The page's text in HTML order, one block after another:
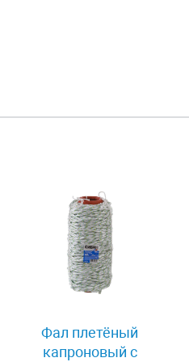
Фал плетёный
капроновый с